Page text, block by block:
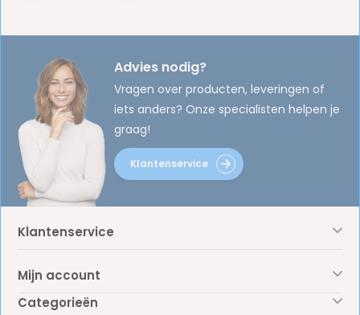
Advies nodig?
Vragen over producten, leveringen of
iets anders? Onze specialisten helpen je
graag!
Klantenservice
Klantenservice
Mijn account
Categorieën